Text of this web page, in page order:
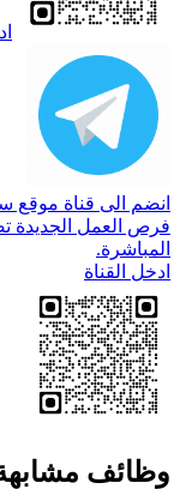
انضم الى قناة موقع
فرص العمل الجديدة
المباشرة.
ادخل القناة
وظائف